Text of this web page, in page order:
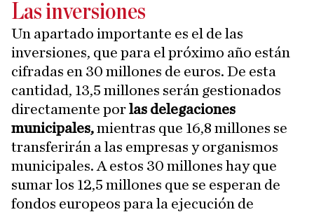
Las inversiones
Un apartado importante es el de las
inversiones, que para el próximo año están
cifradas en 30 millones de euros. De esta
cantidad, 13,5 millones serán gestionados
directamente porlas delegaciones
municipales,mientras que 16,8 millones se
transferirán a las empresas y organismos
municipales. A estos 30 millones hay que
sumar los 12,5 millones que se esperan de
fondos europeos para la ejecución de